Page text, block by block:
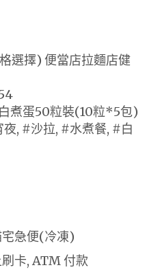
選擇) 便當店拉麵店健
煮蛋50粒裝(10粒*5包)
, #沙拉, #水煮餐, #白
急便(冷凍)
卡, ATM 付款